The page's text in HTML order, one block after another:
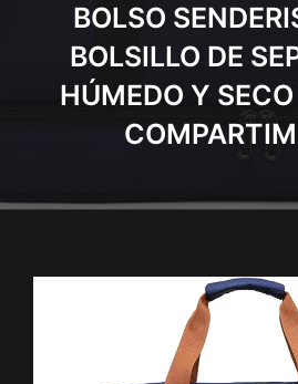
BOLSO
BOLSILLO DE
HÚMEDO Y